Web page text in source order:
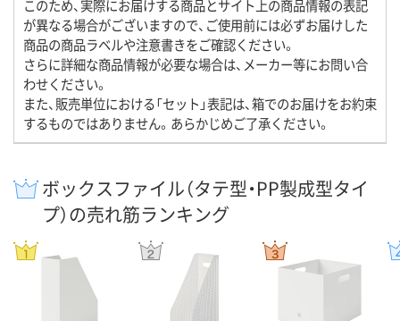
このため、実際にお届けする商品とサイト上の商品情報の表記
が異なる場合がございますので、ご使用前には必ずお届けした
商品の商品ラベルや注意書きをご確認ください。
さらに詳細な商品情報が必要な場合は、メーカー等にお問い合
わせください。
また、販売単位における「セット」表記は、箱でのお届けをお約束
するものではありません。あらかじめご了承ください。
ボックスファイル（タテ型・PP製成型タイ
プ）の売れ筋ランキング